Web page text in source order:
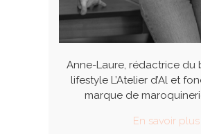
Anne-Laure, rédactrice
lifestyle L’Atelier d’Al et
marque de
En savoir plus